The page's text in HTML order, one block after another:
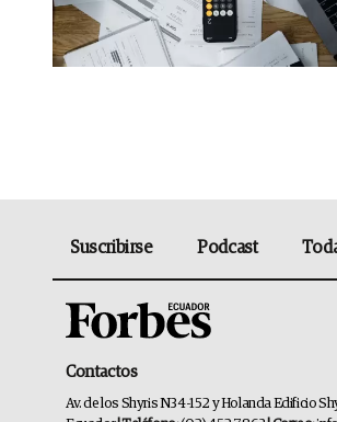
Suscribirse Podcast
Contactos
Av. de los Shyris N34-152 y Holanda Edificio